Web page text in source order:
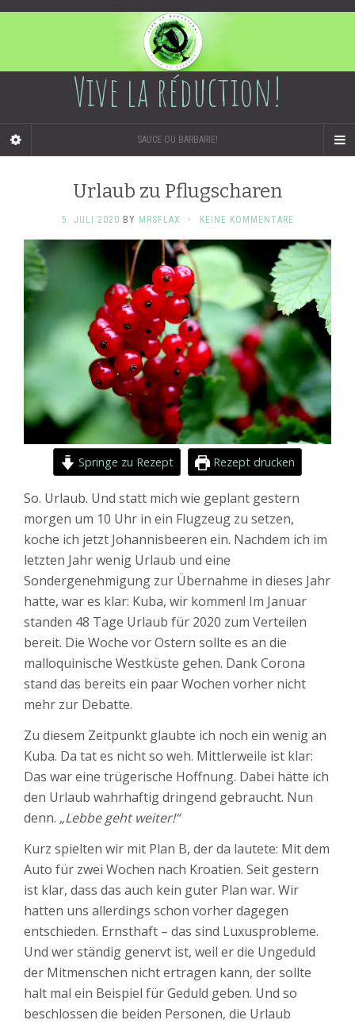
Vive la réduction!
SAUCE OU BARBARIE!
Urlaub zu Pflugscharen
5. JULI 2020 BY MRSFLAX · KEINE KOMMENTARE
Springe zu Rezept Rezept drucken
So. Urlaub. Und statt mich wie geplant gestern
morgen um 10 Uhr in ein Flugzeug zu setzen,
koche ich jetzt Johannisbeeren ein. Nachdem ich im
letzten Jahr wenig Urlaub und eine
Sondergenehmigung zur Übernahme in dieses Jahr
hatte, war es klar: Kuba, wir kommen! Im Januar
standen 48 Tage Urlaub für 2020 zum Verteilen
bereit. Die Woche vor Ostern sollte es an die
malloquinische Westküste gehen. Dank Corona
stand das bereits ein paar Wochen vorher nicht
mehr zur Debatte.
Zu diesem Zeitpunkt glaubte ich noch ein wenig an
Kuba. Da tat es nicht so weh. Mittlerweile ist klar:
Das war eine trügerische Hoffnung. Dabei hätte ich
den Urlaub wahrhaftig dringend gebraucht. Nun
denn. „Lebbe geht weiter!“
Kurz spielten wir mit Plan B, der da lautete: Mit dem
Auto für zwei Wochen nach Kroatien. Seit gestern
ist klar, dass das auch kein guter Plan war. Wir
hatten uns allerdings schon vorher dagegen
entschieden. Ernsthaft – das sind Luxusprobleme.
Und wer ständig genervt ist, weil er die Ungeduld
der Mitmenschen nicht ertragen kann, der sollte
halt mal ein Beispiel für Geduld geben. Und so
beschlossen die beiden Personen, die Urlaub